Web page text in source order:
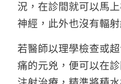
況，在診間就可以馬
神經，此外也沒有輻射
若醫師以理學檢查或
痛的元兇，便可以在